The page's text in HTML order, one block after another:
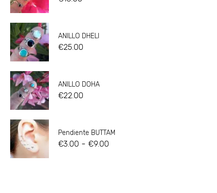
ANILLO DHELI
€25.00
ANILLO DOHA
€22.00
Pendiente BUTTAM
€3.00 - €9.00